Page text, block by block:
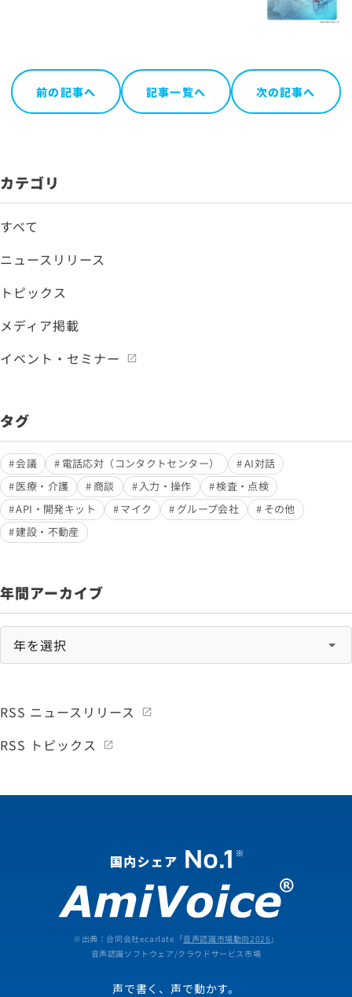
前の記事へ 記事一覧へ 次の記事へ
カテゴリ
すべて
ニュースリリース
トピックス
メディア掲載
イベント・セミナー
タグ
会議 電話応対（コンタクトセンター）
AI対話
医療・介護
商談 入力・操作
検査・点検
API・開発キット
マイク グループ会社
その他
建設・不動産
年間アーカイブ
RSS ニュースリリース
RSS トピックス
※出典：合同会社ecarlate「音声認識市場動向2026 」
音声認識ソフトウェア/クラウドサービス市場
声で書く、声で動かす。